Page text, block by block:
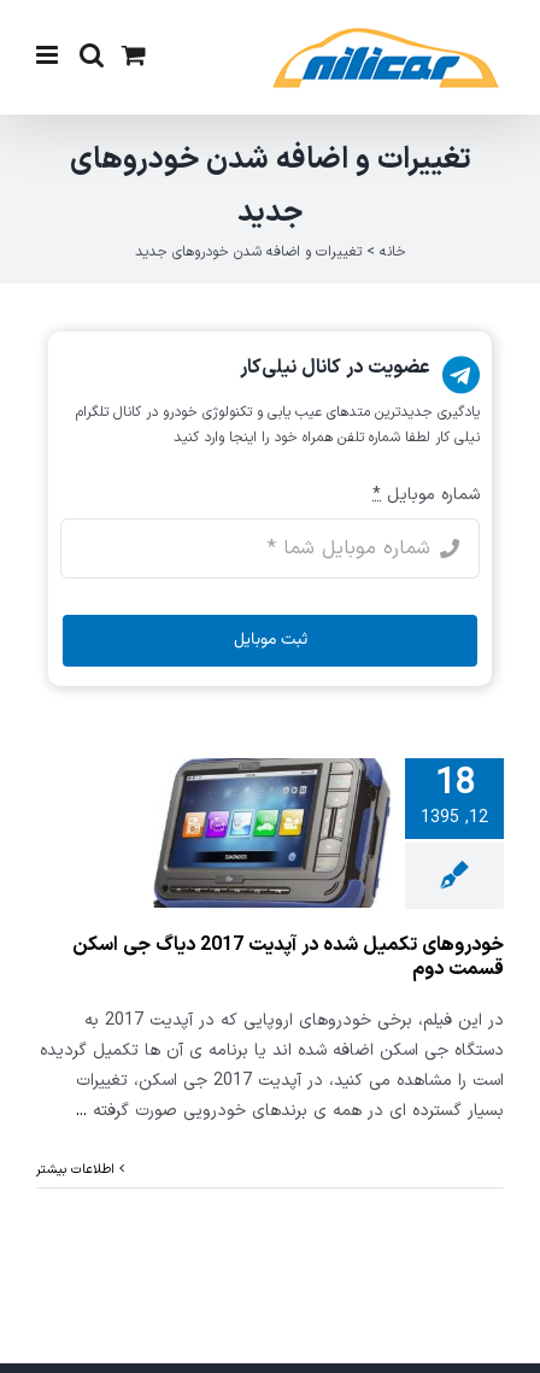
content
تغییرات و اضافه شدن خودروهای
جدید
خانه >تغییرات و اضافه شدن خودروهای جدید
18
12, 1395
تکمیل
شده در آپدیت 2017
جی اسکن
خودروهای تکمیل شده در آپدیت 2017 دیاگ جی اسکن
قسمت دوم
در این فیلم، برخی خودروهای اروپایی که در آپدیت 2017 به
دستگاه جی اسکن اضافه شده اند یا برنامه ی آن ها تکمیل گردیده
است را مشاهده می کنید، در آپدیت 2017 جی اسکن، تغییرات
بسیار گسترده ای در همه ی برندهای خودرویی صورت گرفته ...
اطلاعات بیشتر
عضویت در کانال نیلی‌کار
یادگیری جدیدترین متد‌های عیب یابی‌ و تکنولوژی خودرو در کانال تلگرام
نیلی کار لطفا شماره تلفن همراه خود را اینجا وارد کنید
شماره موبایل *
ثبت موبایل